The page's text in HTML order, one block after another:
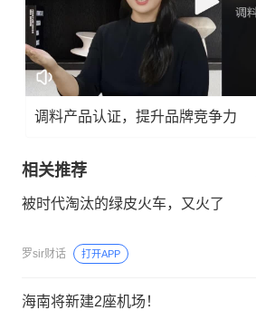
调料产品认证，提升品牌竞争力
相关推荐
被时代淘汰的绿皮火车，又火了
罗sir财话 打开APP
海南将新建2座机场！